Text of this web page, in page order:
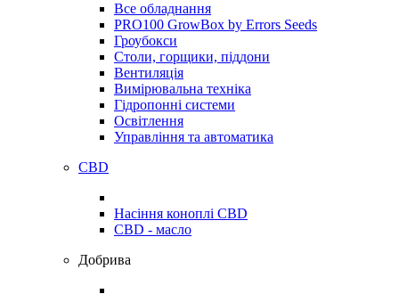
Все обладнання
PRO100 GrowBox by Errors Seeds
Гроубокси
Столи, горщики, піддони
Вентиляція
Вимірювальна техніка
Гідропонні системи
Освітлення
Управління та автоматика
CBD
Насіння коноплі CBD
CBD - масло
Добрива